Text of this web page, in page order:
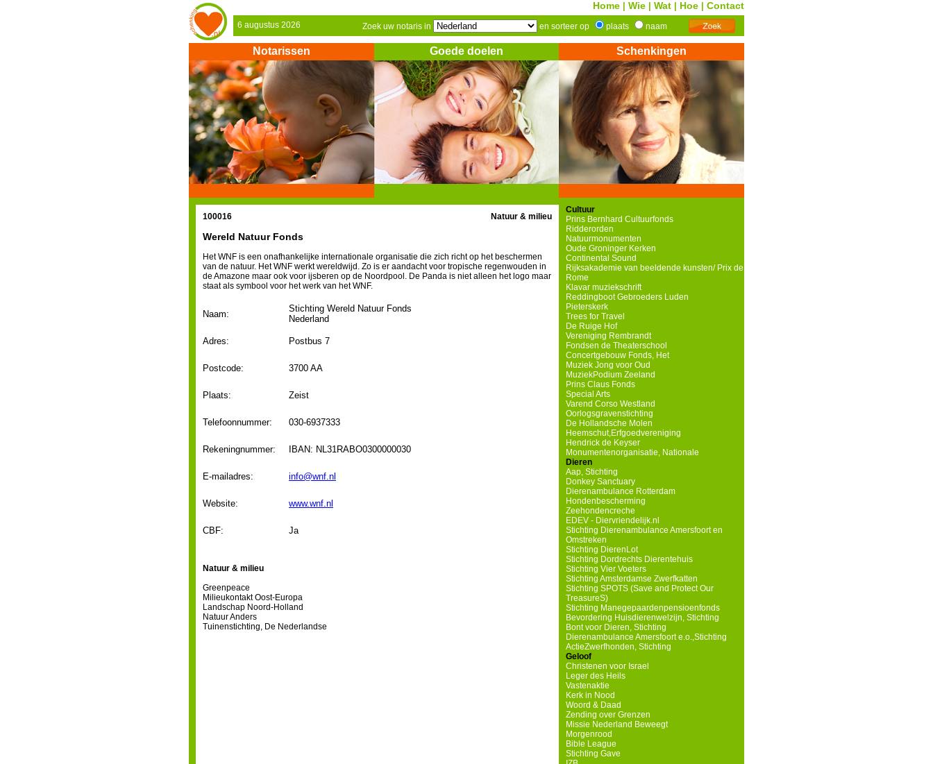
Home Wie Wat Hoe Contact
6 augustus 2026 Zoek uw notaris in en sorteer op plaats naam
Notarissen Goede doelen Schenkingen
100016 Natuur & milieu
Wereld Natuur Fonds
Het WNF is een onafhankelijke internationale organisatie die zich richt op het beschermen
van de natuur. Het WNF werkt wereldwijd. Zo is er aandacht voor tropische regenwouden in
de Amazone maar ook voor ijsberen op de Noordpool. De Panda is niet alleen het logo maar
staat als symbool voor het werk van het WNF.
Naam:
Stichting Wereld Natuur Fonds
Nederland
Adres: Postbus 7
Postcode: 3700 AA
Plaats: Zeist
Telefoonnummer: 030-6937333
Rekeningnummer: IBAN: NL31RABO0300000030
E-mailadres: info@wnf.nl
Website: www.wnf.nl
CBF: Ja
Natuur & milieu
Greenpeace
Milieukontakt Oost-Europa
Landschap Noord-Holland
Natuur Anders
Tuinenstichting, De Nederlandse
Cultuur
Prins Bernhard Cultuurfonds
Ridderorden
Natuurmonumenten
Oude Groninger Kerken
Continental Sound
Rijksakademie van beeldende kunsten/ Prix de
Rome
Klavar muziekschrift
Reddingboot Gebroeders Luden
Pieterskerk
Trees for Travel
De Ruige Hof
Vereniging Rembrandt
Fondsen de Theaterschool
Concertgebouw Fonds, Het
Muziek Jong voor Oud
MuziekPodium Zeeland
Prins Claus Fonds
Special Arts
Varend Corso Westland
Oorlogsgravenstichting
De Hollandsche Molen
Heemschut,Erfgoedvereniging
Hendrick de Keyser
Monumentenorganisatie, Nationale
Dieren
Aap, Stichting
Donkey Sanctuary
Dierenambulance Rotterdam
Hondenbescherming
Zeehondencreche
EDEV - Diervriendelijk.nl
Stichting Dierenambulance Amersfoort en
Omstreken
Stichting DierenLot
Stichting Dordrechts Dierentehuis
Stichting Vier Voeters
Stichting Amsterdamse Zwerfkatten
Stichting SPOTS (Save and Protect Our
TreasureS)
Stichting Manegepaardenpensioenfonds
Bevordering Huisdierenwelzijn, Stichting
Bont voor Dieren, Stichting
Dierenambulance Amersfoort e.o.,Stichting
ActieZwerfhonden, Stichting
Geloof
Christenen voor Israel
Leger des Heils
Vastenaktie
Kerk in Nood
Woord & Daad
Zending over Grenzen
Missie Nederland Beweegt
Morgenrood
Bible League
Stichting Gave